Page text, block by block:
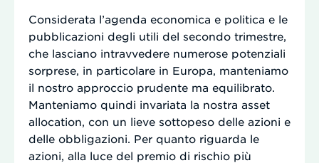
Considerata l’agenda economica e politica e le
pubblicazioni degli utili del secondo trimestre,
che lasciano intravvedere numerose potenziali
sorprese, in particolare in Europa, manteniamo
il nostro approccio prudente ma equilibrato.
Manteniamo quindi invariata la nostra asset
allocation, con un lieve sottopeso delle azioni e
delle obbligazioni. Per quanto riguarda le
azioni, alla luce del premio di rischio più